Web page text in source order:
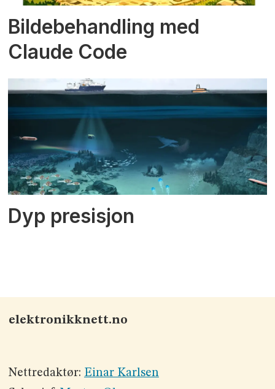
Bildebehandling med
Claude Code
Dyp presisjon
elektronikknett.no
Nettredaktør: Einar Karlsen